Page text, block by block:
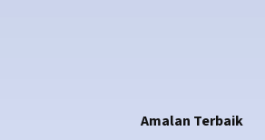
Amalan Terbaik